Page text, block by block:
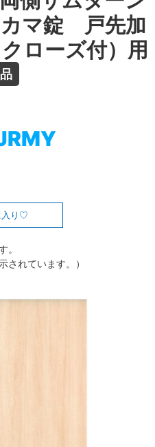
マ錠 戸先加
ローズ付）用
り
。
されています。）